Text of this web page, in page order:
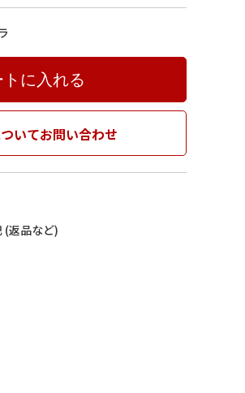
トに入れる
いてお問い合わせ
(返品など)